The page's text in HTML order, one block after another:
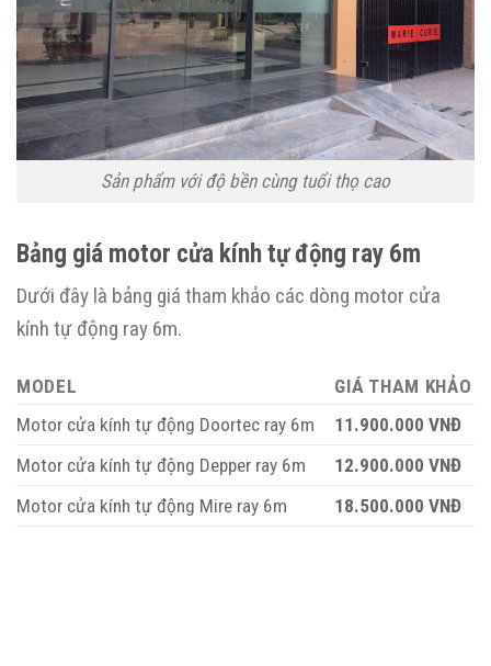
Sản phẩm với độ bền cùng tuổi thọ cao
Bảng giá motor cửa kính tự động ray 6m
Dưới đây là bảng giá tham khảo các dòng motor cửa
kính tự động ray 6m.
MODEL
GIÁ THAM KHẢO
Motor cửa kính tự động Doortec ray 6m
11.900.000 VNĐ
Motor cửa kính tự động Depper ray 6m
12.900.000 VNĐ
Motor cửa kính tự động Mire ray 6m
18.500.000 VNĐ